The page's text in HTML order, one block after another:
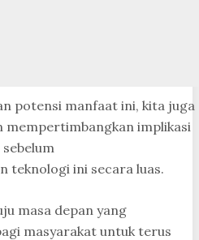
potensi manfaat ini, kita juga
implikasi
teknologi ini secara luas.
masa depan yang
masyarakat untuk terus